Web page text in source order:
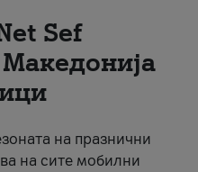
Sеf
на празнични
на сите мобилни